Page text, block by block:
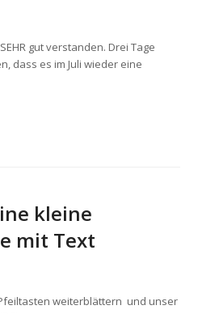
gut verstanden. Drei Tage
dass es im Juli wieder eine
kleine
mit Text
weiterblättern und unser